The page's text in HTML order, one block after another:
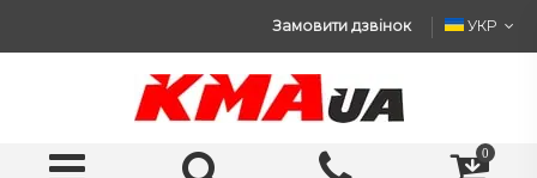
Замовити дзвінок УКР
0